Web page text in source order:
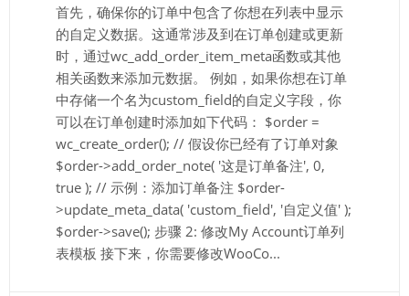
首先，确保你的订单中包含了你想在列表中显示
的自定义数据。这通常涉及到在订单创建或更新
时，通过wc_add_order_item_meta函数或其他
相关函数来添加元数据。 例如，如果你想在订单
中存储一个名为custom_field的自定义字段，你
可以在订单创建时添加如下代码： $order =
wc_create_order(); // 假设你已经有了订单对象
$order->add_order_note( '这是订单备注', 0,
true ); // 示例：添加订单备注 $order-
>update_meta_data( 'custom_field', '自定义值' );
$order->save(); 步骤 2: 修改My Account订单列
表模板 接下来，你需要修改WooCo...